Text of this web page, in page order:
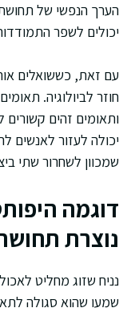
הערך הנפשי של
יכולים לשפר
עם זאת, כששואלים
חוזר לביולוגיה.
ותאומים זהים קשורים
יכולה לעזור לאנשים
שמכוון לשחרור שתי
דוגמה
נוצרת
נניח שזוג מחליט
שמעו שהוא סגולה